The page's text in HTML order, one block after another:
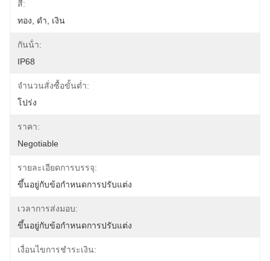
สี:
ทอง, ดำ, เงิน
กันน้ํา:
IP68
จำนวนสั่งซื้อขั้นต่ำ:
โปร่ง
ราคา:
Negotiable
รายละเอียดการบรรจุ:
ขึ้นอยู่กับข้อกำหนดการปรับแต่ง
เวลาการส่งมอบ:
ขึ้นอยู่กับข้อกำหนดการปรับแต่ง
เงื่อนไขการชำระเงิน: